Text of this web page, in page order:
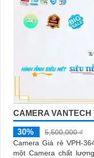
CAMERA VANTECH
30%
5,500,000 ₫
Camera Giá rẻ VPH-
một Camera chất